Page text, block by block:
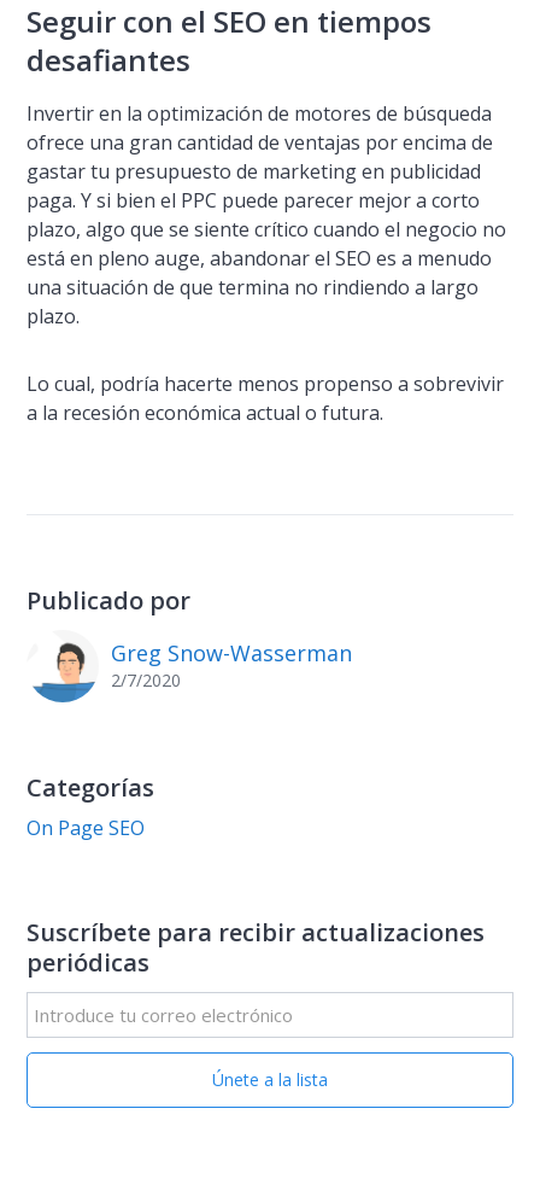
Seguir con el SEO en tiempos
desafiantes
Invertir en la optimización de motores de búsqueda
ofrece una gran cantidad de ventajas por encima de
gastar tu presupuesto de marketing en publicidad
paga. Y si bien el PPC puede parecer mejor a corto
plazo, algo que se siente crí­tico cuando el negocio no
está en pleno auge, abandonar el SEO es a menudo
una situación de que termina no rindiendo a largo
plazo.
Lo cual, podrí­a hacerte menos propenso a sobrevivir
a la recesión económica actual o futura.
Publicado por
Greg Snow-Wasserman
2/7/2020
Categorías
On Page SEO
Suscríbete para recibir actualizaciones
periódicas